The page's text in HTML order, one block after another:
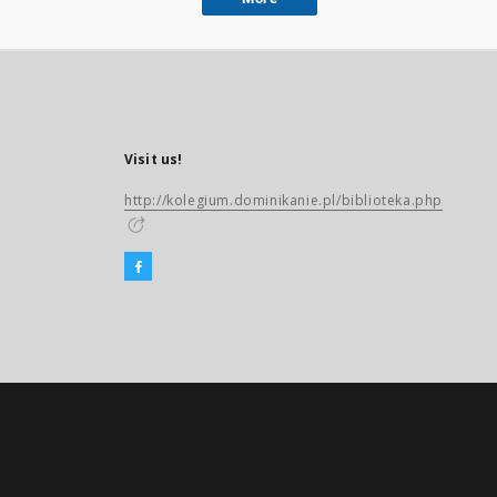
Visit us!
http://kolegium.dominikanie.pl/biblioteka.php